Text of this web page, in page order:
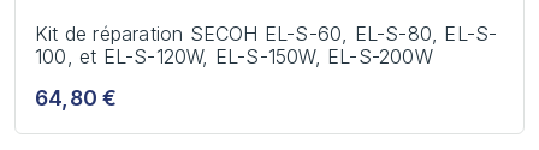
Kit de réparation SECOH EL-S-60, EL-S-80, EL-S-
100, et EL-S-120W, EL-S-150W, EL-S-200W
64,80 €